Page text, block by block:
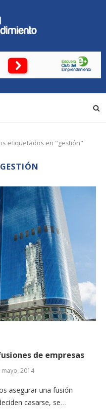
etiquetados en "gestión"
GESTIÓN
de empresas
mayo, 2014
asegurar una fusión
casarse, se…